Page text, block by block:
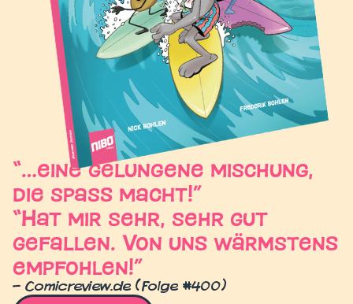
“...eine gelungene mischung,
die spass macht!”
“Hat mir sehr, sehr gut
gefallen. Von uns wärmstens
empfohlen!”
– Comicreview.de (folge #400)